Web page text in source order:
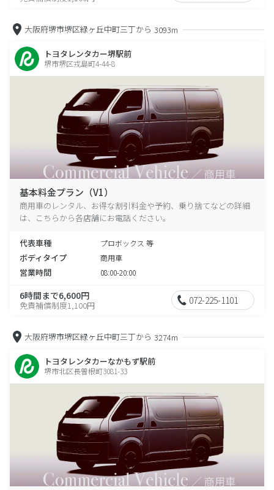
大阪府堺市堺区緑ヶ丘中町三丁から 3093m
トヨタレンタカー堺駅前
堺市堺区戎島町4-44-8
基本料金プラン（V1）
商用車のレンタル、お得な割引料金や予約、乗り捨てなどの詳細
は、こちらから各店舗にお電話ください。
代表車種 プロボックス 等
ボディタイプ 商用車
営業時間 08:00-20:00
6時間まで6,600円
免責補償制度1,100円 072-225-1101
大阪府堺市堺区緑ヶ丘中町三丁から 3274m
トヨタレンタカーなかもず駅前
堺市北区長曽根町3081-33